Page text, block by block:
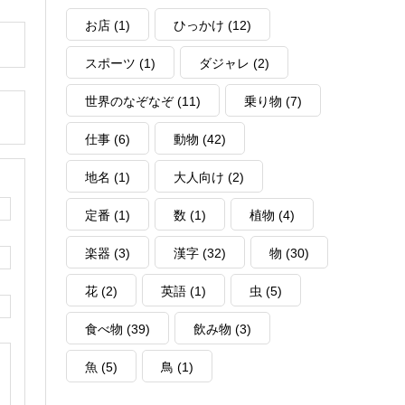
お店 (1) ひっかけ (12)
スポーツ (1) ダジャレ (2)
世界のなぞなぞ(11) 乗り物 (7)
仕事 (6) 動物 (42)
地名 (1) 大人向け (2)
定番 (1) 数 (1) 植物 (4)
楽器 (3) 漢字 (32) 物 (30)
花 (2) 英語 (1) 虫 (5)
食べ物 (39) 飲み物 (3)
魚 (5) 鳥 (1)